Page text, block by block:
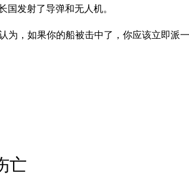
发射了导弹和无人机。
为，如果你的船被击中了，你应该立即派
亡